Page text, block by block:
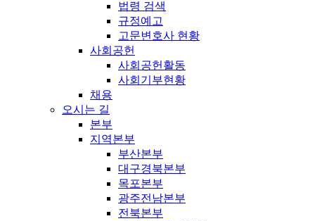
법령 검색
규정예고
고문변호사 현황
사회공헌
사회공헌활동
사회기부현황
채용
오시는 길
본부
지역본부
부산본부
대구경북본부
목포본부
광주전남본부
전북본부